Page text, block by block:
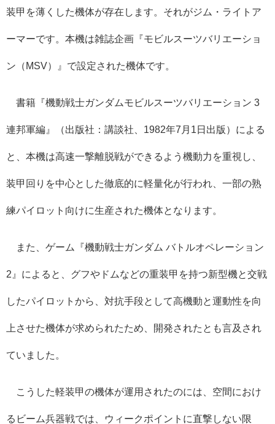
装甲を薄くした機体が存在します。それがジム・ライトア
ーマーです。本機は雑誌企画『モビルスーツバリエーショ
ン（MSV）』で設定された機体です。
書籍『機動戦士ガンダムモビルスーツバリエーション 3
連邦軍編』（出版社：講談社、1982年7月1日出版）による
と、本機は高速一撃離脱戦ができるよう機動力を重視し、
装甲回りを中心とした徹底的に軽量化が行われ、一部の熟
練パイロット向けに生産された機体となります。
また、ゲーム『機動戦士ガンダム バトルオペレーション
2』によると、グフやドムなどの重装甲を持つ新型機と交戦
したパイロットから、対抗手段として高機動と運動性を向
上させた機体が求められたため、開発されたとも言及され
ていました。
こうした軽装甲の機体が運用されたのには、空間におけ
るビーム兵器戦では、ウィークポイントに直撃しない限